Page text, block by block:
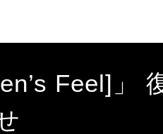
Feel]」